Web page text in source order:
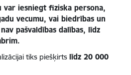
iesniegt fiziska persona,
vecumu, vai biedrības un
pašvaldības dalības, līdz
tiks piešķirts līdz 20 000